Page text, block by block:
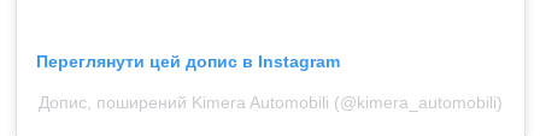
Переглянути цей допис в Instagram
Допис, поширений Kimera Automobili (@kimera_automobili)